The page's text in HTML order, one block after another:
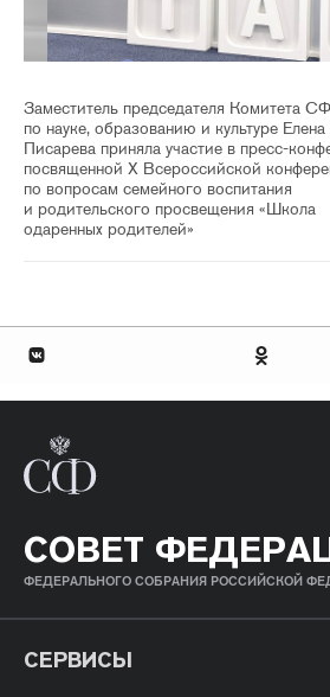
Заместитель председателя Комитета СФ
по науке, образованию и культуре Елена
Писарева приняла участие в пресс-
посвященной X Всероссийской
по вопросам семейного воспитания
и родительского просвещения «Школа
одаренных родителей»
СОВЕТ
ФЕДЕРАЛЬНОГО СОБРАНИЯ РОССИЙСКОЙ
СЕРВИСЫ